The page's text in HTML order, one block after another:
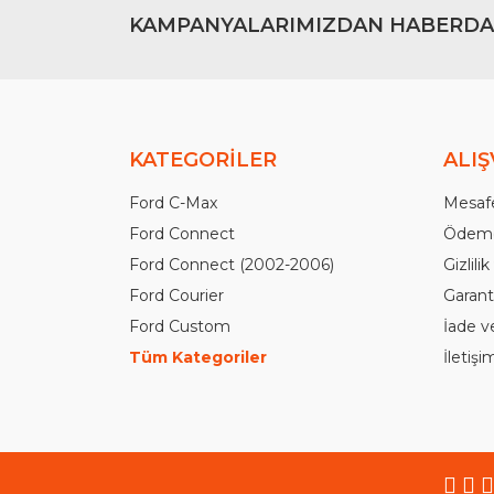
KAMPANYALARIMIZDAN
KATEGORİLER
Ford C-Max
Ford Connect
Ford Connect (2002-2006)
Ford Courier
Ford Custom
Tüm Kategoriler
İade